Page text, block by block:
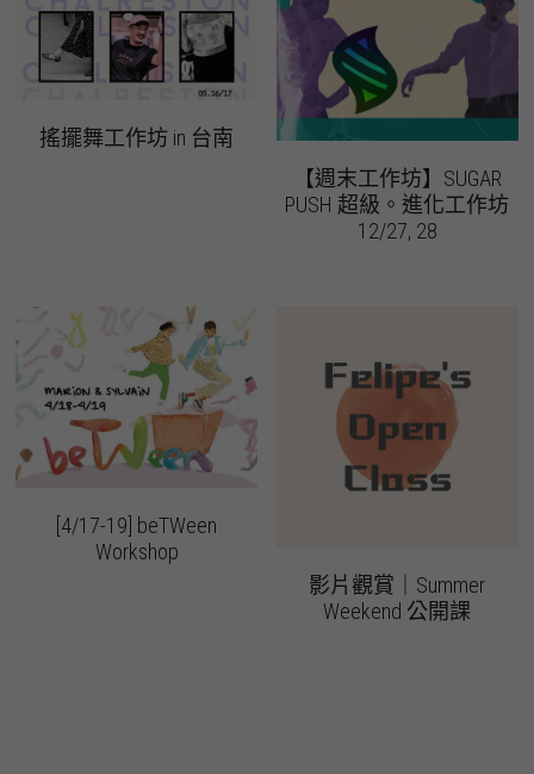
搖擺舞工作坊 in 台南
【週末工作坊】SUGAR
PUSH 超級。進化工作坊
12/27, 28
[4/17-19] beTWeen
Workshop
影片觀賞｜Summer
Weekend 公開課